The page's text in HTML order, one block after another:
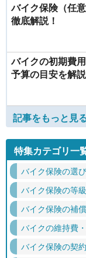
バイク保険（任
徹底解説！
バイクの初期費
予算の目安を解説
記事をもっと見
特集カテゴリ一
バイク保険の選
バイク保険の等級
バイク保険の補
バイクの維持費
バイク保険の契約